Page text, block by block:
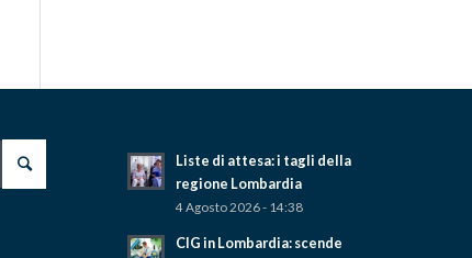
Liste di attesa: i tagli della
regione Lombardia
4 Agosto 2026 - 14:38
CIG in Lombardia: scende